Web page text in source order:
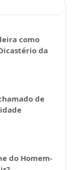
como
da
de
do Homem-